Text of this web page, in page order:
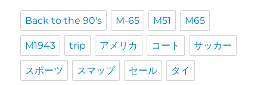
Back to the 90's M-65 M51 M65
M1943 trip アメリカ コート サッカー
スポーツ スマップ セール タイ